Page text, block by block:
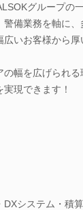
グループの
備業務を軸に
いお客様から厚
幅を広げられ
現できます！
DXシステム・積